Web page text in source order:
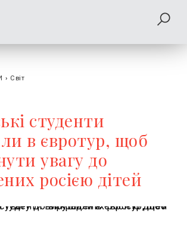
› Світ
студенти
в євротур, щоб
увагу до
росією дітей